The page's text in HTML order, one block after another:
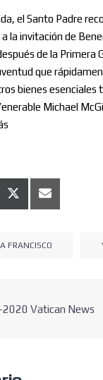
el Santo Padre
la invitación de
de la Primera
que
bienes
Michael
FRANCISCO
Vatican News